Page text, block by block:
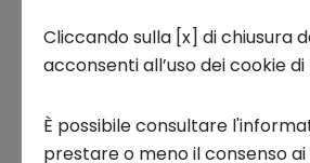
Business Transformation
Ecosystem enabling
12 GIUGNO 2023
CASI DI SUCCESSO, CIRCULAR ECONOMY,
INNOVATION CENTER, INNOVATION,
Cliccando sulla [x] di chiusura
acconsenti all’uso dei cookie
È possibile consultare
prestare o meno il consenso